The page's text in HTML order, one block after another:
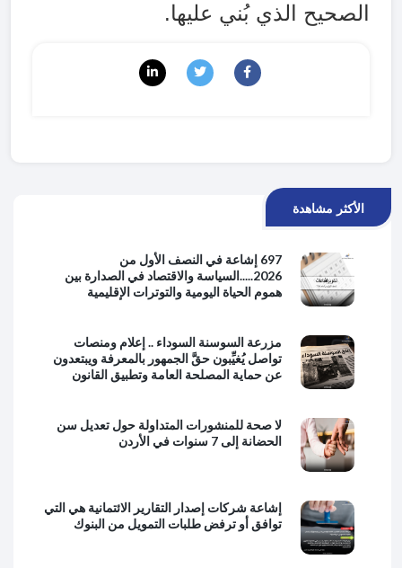
الصحيح الذي بُني عليها.
الأكثر مشاهدة
697 إشاعة في النصف الأول من
2026.....السياسة والاقتصاد في الصدارة بين
هموم الحياة اليومية والتوترات الإقليمية
مزرعة السوسنة السوداء .. إعلام ومنصات
تواصل يُغيِّبون حقَّ الجمهور بالمعرفة ويبتعدون
عن حماية المصلحة العامة وتطبيق القانون
لا صحة للمنشورات المتداولة حول تعديل سن
الحضانة إلى 7 سنوات في الأردن
إشاعة شركات إصدار التقارير الائتمانية هي التي
توافق أو ترفض طلبات التمويل من البنوك